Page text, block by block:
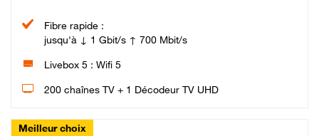
Fibre rapide :
jusqu'à ↓ 1 Gbit/s ↑ 700 Mbit/s
Livebox 5 : Wifi 5
200 chaînes TV + 1 Décodeur TV UHD
Meilleur choix